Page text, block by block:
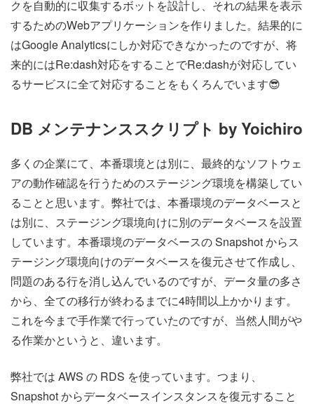
クを自動的に収集するボットを設計し、それの結果を表示
するためのWebアプリケーションを作りました。結果的に
はGoogle Analyticsにしか対応できなかったのですが、将
来的にはRe:dash対応をすることでRe:dashが対応してい
るサービスに全て対応することをもくろんでいます😎
DB メンテナンススクリプト by Yoichiro
多くの企業にて、本番環境とは別に、最終的なソフトウェ
アの動作確認を行うためのステージング環境を構築してい
ることと思います。弊社では、本番環境のデータベースと
は別に、ステージング環境向けに別のデータベースを設置
しています。本番環境のデータベースの Snapshot からス
テージング環境向けのデータベースを復元させて作成し、
問題のある行を消し込んでいるのですが、データ量の多さ
から、全ての移行が終わるまでに4時間以上かかります。
これを今まで手作業で行っていたのですが、当然人間がや
る作業かというと、違います。
弊社では AWS の RDS を使っています。つまり、
Snapshot からデータベースインスタンスを復元すること